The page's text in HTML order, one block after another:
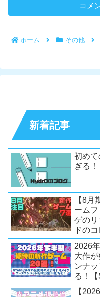
コメ
ホーム その他
新着記事
初め
ぎる
【8
ーム
ゲの
ドの
盛り
【
2026
大作
ンナ
る！
【